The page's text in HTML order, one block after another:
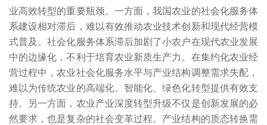
业高效转型的重要瓶颈。一方面，我国农业的社会化服务体
系建设相对滞后，难以有效推动农业技术创新和现代经营模
式普及。社会化服务体系滞后加剧了小农户在现代农业发展
中的边缘化，不利于培育农业新质生产力。在集约化农业经
营过程中，农业社会化服务水平与产业结构调整需求失配，
难以为传统农业的高端化、智能化、绿色化转型提供有效支
持。另一方面，农业产业深度转型升级不仅是创新发展的必
然要求，也是复杂的社会变革过程。产业结构的质态转换需